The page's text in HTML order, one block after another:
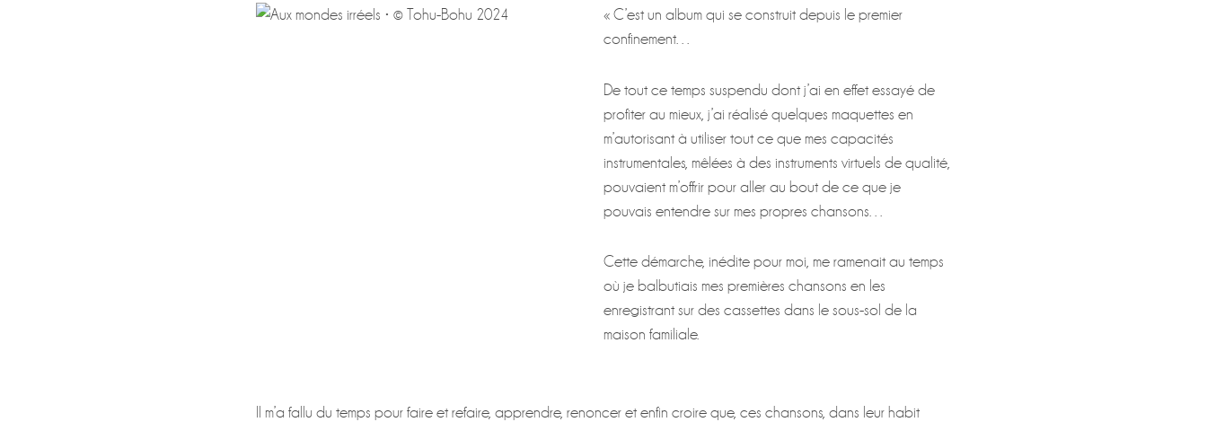
« C’est un album qui se construit depuis le premier
confinement…
De tout ce temps suspendu dont j’ai en effet essayé de
profiter au mieux, j’ai réalisé quelques maquettes en
m’autorisant à utiliser tout ce que mes capacités
instrumentales, mêlées à des instruments virtuels de qualité,
pouvaient m’offrir pour aller au bout de ce que je
pouvais entendre sur mes propres chansons…
Cette démarche, inédite pour moi, me ramenait au temps
où je balbutiais mes premières chansons en les
enregistrant sur des cassettes dans le sous-sol de la
maison familiale.
Il m’a fallu du temps pour faire et refaire, apprendre, renoncer et enfin croire que, ces chansons, dans leur habit